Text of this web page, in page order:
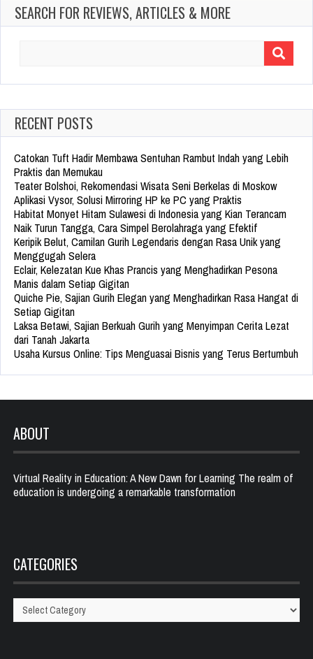
SEARCH FOR REVIEWS, ARTICLES & MORE
RECENT POSTS
Catokan Tuft Hadir Membawa Sentuhan Rambut Indah yang Lebih
Praktis dan Memukau
Teater Bolshoi, Rekomendasi Wisata Seni Berkelas di Moskow
Aplikasi Vysor, Solusi Mirroring HP ke PC yang Praktis
Habitat Monyet Hitam Sulawesi di Indonesia yang Kian Terancam
Naik Turun Tangga, Cara Simpel Berolahraga yang Efektif
Keripik Belut, Camilan Gurih Legendaris dengan Rasa Unik yang
Menggugah Selera
Eclair, Kelezatan Kue Khas Prancis yang Menghadirkan Pesona
Manis dalam Setiap Gigitan
Quiche Pie, Sajian Gurih Elegan yang Menghadirkan Rasa Hangat di
Setiap Gigitan
Laksa Betawi, Sajian Berkuah Gurih yang Menyimpan Cerita Lezat
dari Tanah Jakarta
Usaha Kursus Online: Tips Menguasai Bisnis yang Terus Bertumbuh
ABOUT
Virtual Reality in Education: A New Dawn for Learning The realm of
education is undergoing a remarkable transformation
CATEGORIES
Categories